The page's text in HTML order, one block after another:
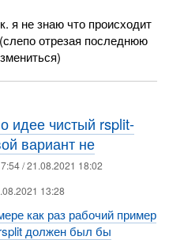
я не знаю что происходит
отрезая последнюю
идее чистый rsplit-
вариант не
/ 21.08.2021 18:02
13:28
как раз рабочий пример
должен был бы